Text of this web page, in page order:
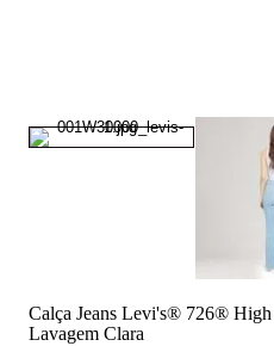
Calça Jeans Levi's® 726® High
Lavagem Clara